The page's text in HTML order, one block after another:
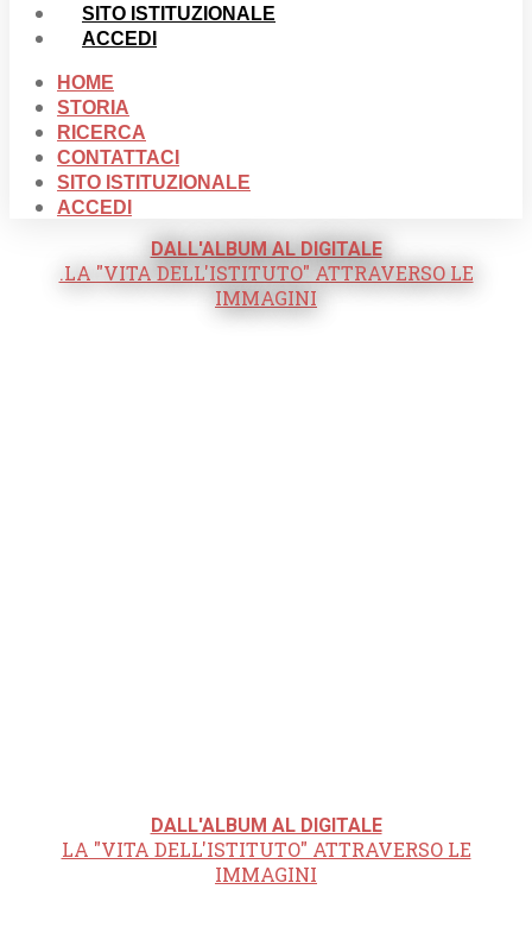
SITO ISTITUZIONALE
ACCEDI
HOME
STORIA
RICERCA
CONTATTACI
SITO ISTITUZIONALE
ACCEDI
DALL'ALBUM AL DIGITALE
.LA "VITA DELL'ISTITUTO" ATTRAVERSO LE
IMMAGINI
DALL'ALBUM AL DIGITALE
LA "VITA DELL'ISTITUTO" ATTRAVERSO LE
IMMAGINI